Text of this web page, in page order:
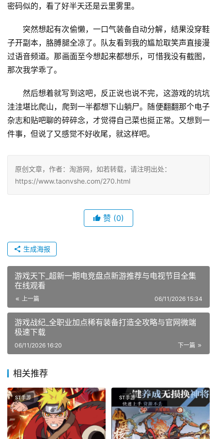
密码似的，看了好半天还是云里雾里。
突然想起有次偷懒，一口气装备自动分解，结果没穿鞋
子开副本，胳膊腿全凉了。队友看到我的尴尬取笑声直接漫
过语音频道。那画面至今想起来都想乐，可惜我没有截图，
那次我学乖了。
然后想着就写到这吧，反正说也说不完，这游戏的坑坑
洼洼堪比爬山，爬到一半都想下山躺尸。随便翻翻那个电子
杂志和贴吧聊的碎碎念，才觉得自己菜也挺正常。又想到一
件事，但说了又感觉不好收尾，就这样吧。
原创文章，作者：淘游网，如若转载，请注明出处：
https://www.taonvshe.com/270.html
赞 (0)
生成海报
游戏天下_超新一期电竞盘点新游推荐与电视节目全集
在线观看
上一篇 06/11/2026 15:34
游戏战纪_全职业加点稀有装备打造全攻略与官网微端
极速下载
下一篇
06/11/2026 16:20
相关推荐
ST手游 ST手游